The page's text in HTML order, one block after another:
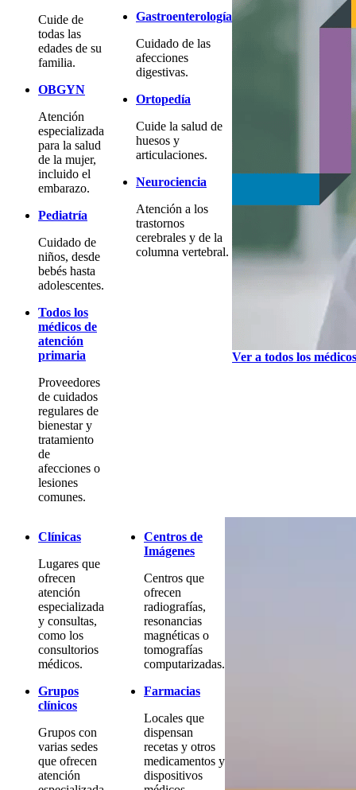
Cuide de
todas las
edades de su
familia.
OBGYN
Atención
especializada
para la salud
de la mujer,
incluido el
embarazo.
Pediatría
Cuidado de
niños, desde
bebés hasta
adolescentes.
Todos los
médicos de
atención
primaria
Proveedores
de cuidados
regulares de
bienestar y
tratamiento
de
afecciones o
lesiones
comunes.
Gastroenterología
Cuidado de las
afecciones
digestivas.
Ortopedía
Cuide la salud de
huesos y
articulaciones.
Neurociencia
Atención a los
trastornos
cerebrales y de la
columna vertebral.
Ver a todos los médicos
Clínicas
Lugares que
ofrecen
atención
especializada
y consultas,
como los
consultorios
médicos.
Grupos
clínicos
Grupos con
varias sedes
que ofrecen
atención
Centros de
Imágenes
Centros que
ofrecen
radiografías,
resonancias
magnéticas o
tomografías
computarizadas.
Farmacias
Locales que
dispensan
recetas y otros
medicamentos y
dispositivos